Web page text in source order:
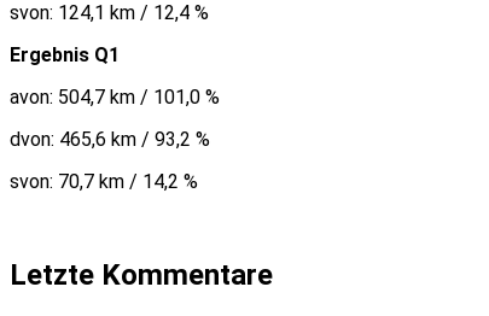
svon: 124,1 km / 12,4 %
Ergebnis Q1
avon: 504,7 km / 101,0 %
dvon: 465,6 km / 93,2 %
svon: 70,7 km / 14,2 %
Letzte Kommentare